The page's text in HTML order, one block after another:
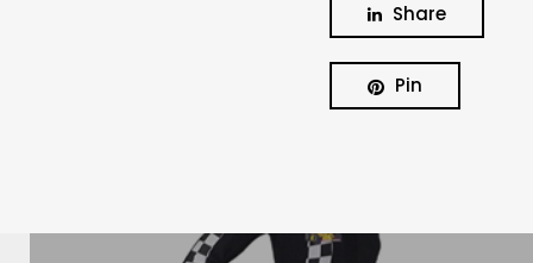
Share
Pin